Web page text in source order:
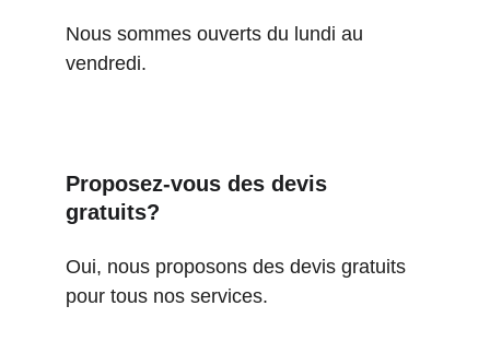
Nous sommes ouverts du lundi au
vendredi.
Proposez-vous des devis
gratuits?
Oui, nous proposons des devis gratuits
pour tous nos services.